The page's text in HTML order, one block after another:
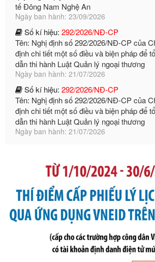
Số kí hiệu: 292/2026/NĐ-CP
Tên: Nghị định số 292/2026/NĐ-CP của
định chi tiết một số điều và biện pháp để
dẫn thi hành Luật Quản lý ngoại thương
Ngày ban hành: 21/07/2026
Số kí hiệu:292/2026/NĐ-CP
Tên: Nghị định số 292/2026/NĐ-CP của
định chi tiết một số điều và biện pháp để
dẫn thi hành Luật Quản lý ngoại thương
Ngày ban hành: 21/07/2026
Số kí hiệu:105/2026/TT-BTC
Tên: Thông tư số 105/2026/TT-BTC của
phạt vi phạm hành chính trong lĩnh vực
Ngày ban hành: 21/07/2026
Số kí hiệu:291/2026/NĐ-CP
Tên: Nghị định số 291/2026/NĐ-CP của
đổi, bổ sung một số điều của Nghị định
ngày 19 tháng 10 năm 2020 của Chính
phạt vi phạm hành chính về thuế, hóa
sung bởi Nghị định số 102/2021/NĐ-CP
Ngày ban hành: 20/07/2026